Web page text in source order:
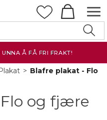
UNNA Å FÅ FRI FRAKT!
>Blafre plakat - Flo
og fjære